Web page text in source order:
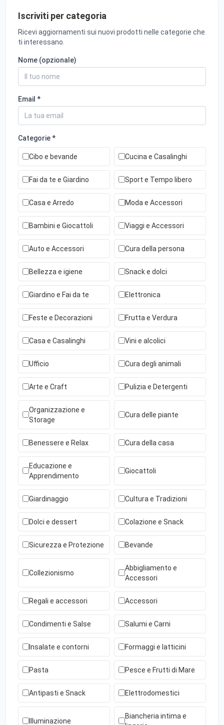
Iscriviti per categoria
Ricevi aggiornamenti sui nuovi prodotti nelle categorie che
ti interessano.
Nome (opzionale)
Email *
Categorie *
Cibo e bevande Cucina e Casalinghi
Fai da te e Giardino Sport e Tempo libero
Casa e Arredo Moda e Accessori
Bambini e Giocattoli Viaggi e Accessori
Auto e Accessori Cura della persona
Bellezza e igiene Snack e dolci
Giardino e Fai da te Elettronica
Feste e Decorazioni Frutta e Verdura
Casa e Casalinghi Vini e alcolici
Ufficio Cura degli animali
Arte e Craft Pulizia e Detergenti
Organizzazione e
Storage
Cura delle piante
Benessere e Relax Cura della casa
Educazione e
Apprendimento
Giocattoli
Giardinaggio Cultura e Tradizioni
Dolci e dessert Colazione e Snack
Sicurezza e Protezione Bevande
Collezionismo
Abbigliamento e
Accessori
Regali e accessori Accessori
Condimenti e Salse Salumi e Carni
Insalate e contorni Formaggi e latticini
Pasta Pesce e Frutti di Mare
Antipasti e Snack Elettrodomestici
Illuminazione
Biancheria intima e